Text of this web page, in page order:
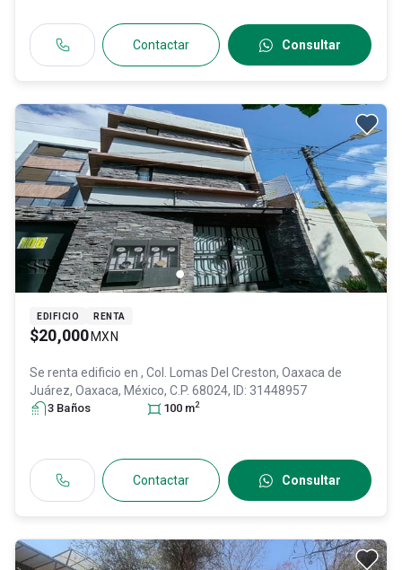
Contactar Consultar
EDIFICIO RENTA
$20,000 MXN
Se renta edificio en , Col. Lomas Del Creston, Oaxaca de
Juárez, Oaxaca, México, C.P. 68024, ID: 31448957
3 Baños 100 m2
Contactar Consultar